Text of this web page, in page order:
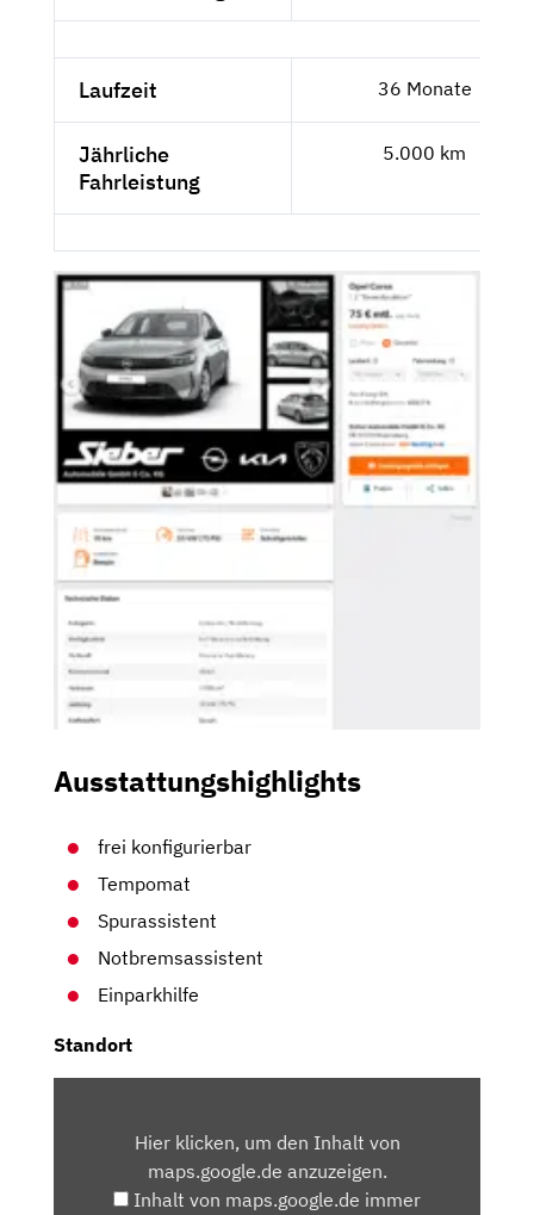
Laufzeit 36 Monate
Jährliche
Fahrleistung
5.000 km
Ausstattungshighlights
frei konfigurierbar
Tempomat
Spurassistent
Notbremsassistent
Einparkhilfe
Standort
MAPS.GOOGLE.DEHier klicken, um den Inhalt von
maps.google.de anzuzeigen.
Inhalt von maps.google.de immer